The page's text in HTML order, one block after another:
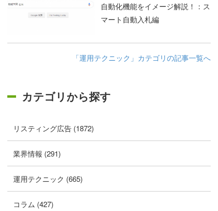
自動化機能をイメージ解説！：ス
マート自動入札編
「運用テクニック」カテゴリの記事一覧へ
カテゴリから探す
リスティング広告 (1872)
業界情報 (291)
運用テクニック (665)
コラム (427)